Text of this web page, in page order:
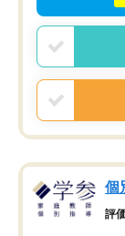
個
評